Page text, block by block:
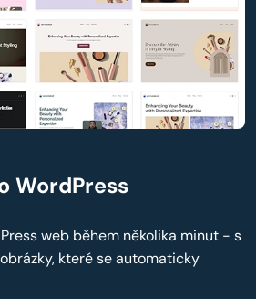
WordPress
web během několika minut - s
které se automaticky